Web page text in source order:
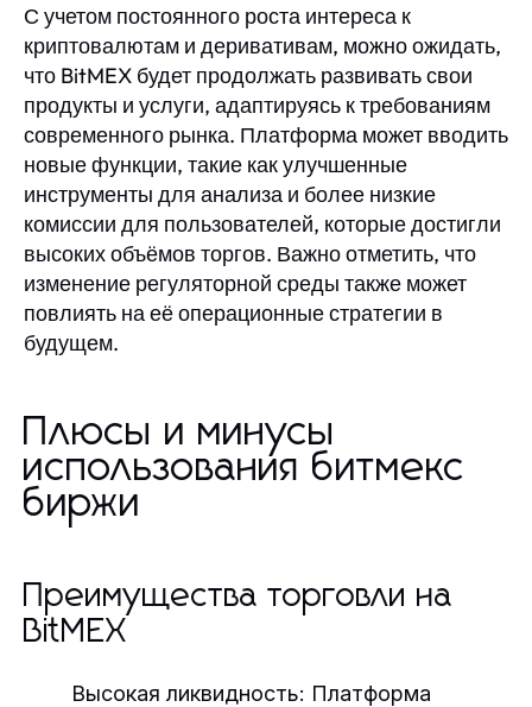
С учетом постоянного роста интереса к
криптовалютам и деривативам, можно ожидать,
что BitMEX будет продолжать развивать свои
продукты и услуги, адаптируясь к требованиям
современного рынка. Платформа может вводить
новые функции, такие как улучшенные
инструменты для анализа и более низкие
комиссии для пользователей, которые достигли
высоких объёмов торгов. Важно отметить, что
изменение регуляторной среды также может
повлиять на её операционные стратегии в
будущем.
Плюсы и минусы
использования битмекс
биржи
Преимущества торговли на
BitMEX
Высокая ликвидность: Платформа